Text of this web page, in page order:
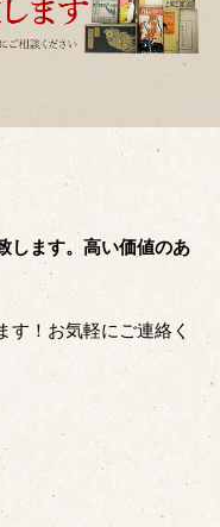
します。高い価値のあ
す！お気軽にご連絡く